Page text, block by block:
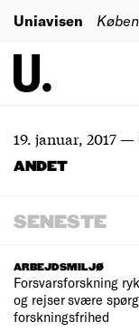
Uniavisen
19. januar, 2017—
ANDET
SENESTE
ARBEJDSMILJØ
Forsvarsforskning
og rejser svære
forskningsfrihed